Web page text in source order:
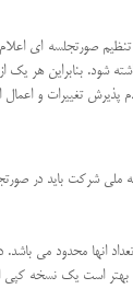
صورتجلسه ای
شود. بنابراین هر
تغییرات و اعمال
شرکت باید در
انها محدود می
( بهتر است یک نسخه